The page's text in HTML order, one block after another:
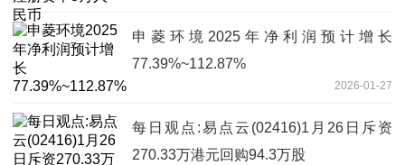
申菱环境2025年净利润预计增长
77.39%~112.87%
2026-01-27
每日观点:易点云(02416)1月26日斥资
270.33万港元回购94.3万股